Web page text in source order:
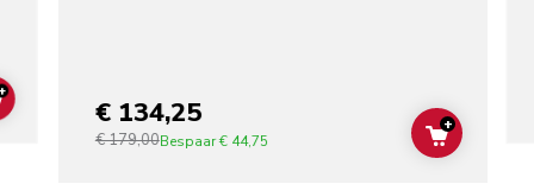
ADD TO CART€ 134,25
€ 179,00Bespaar€ 44,75 ADD TO
+